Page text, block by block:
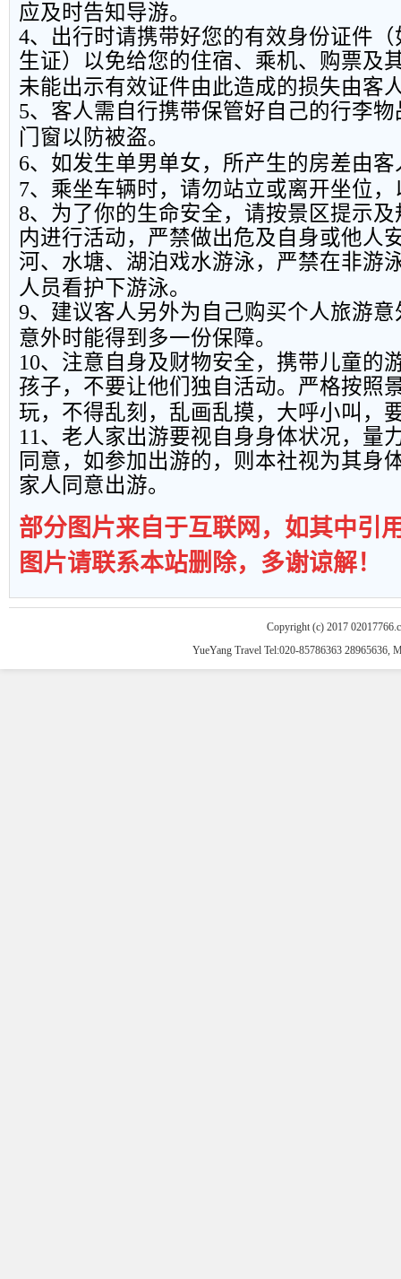
应及时告知导游。
4、出行时请携带好您的有效身份证件
生证）以免给您的住宿、乘机、购票及
未能出示有效证件由此造成的损失由客
5、客人需自行携带保管好自己的行李
门窗以防被盗。
6、如发生单男单女，所产生的房差由客
7、乘坐车辆时，请勿站立或离开坐位
8、为了你的生命安全，请按景区提示
内进行活动，严禁做出危及自身或他人
河、水塘、湖泊戏水游泳，严禁在非游
人员看护下游泳。
9、建议客人另外为自己购买个人旅游
意外时能得到多一份保障。
10、注意自身及财物安全，携带儿童的
孩子，不要让他们独自活动。严格按照
玩，不得乱刻，乱画乱摸，大呼小叫，
11、老人家出游要视自身身体状况，量
同意，如参加出游的，则本社视为其身
家人同意出游。
部分图片来自于互联网，如其中引
图片请联系本站删除，多谢谅解！
Copyright (c) 2017
YueYang Travel Tel:020-85786363 28965636,